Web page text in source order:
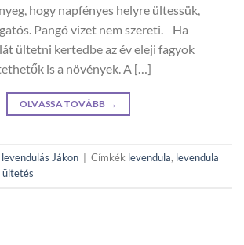
hogy napfényes helyre ültessük,
Pangó vizet nem szereti. Ha
ültetni kertedbe az év eleji fagyok
is a növények. A […]
OLVASSA TOVÁBB →
Jákon Címkék levendula, levendula
ültetés